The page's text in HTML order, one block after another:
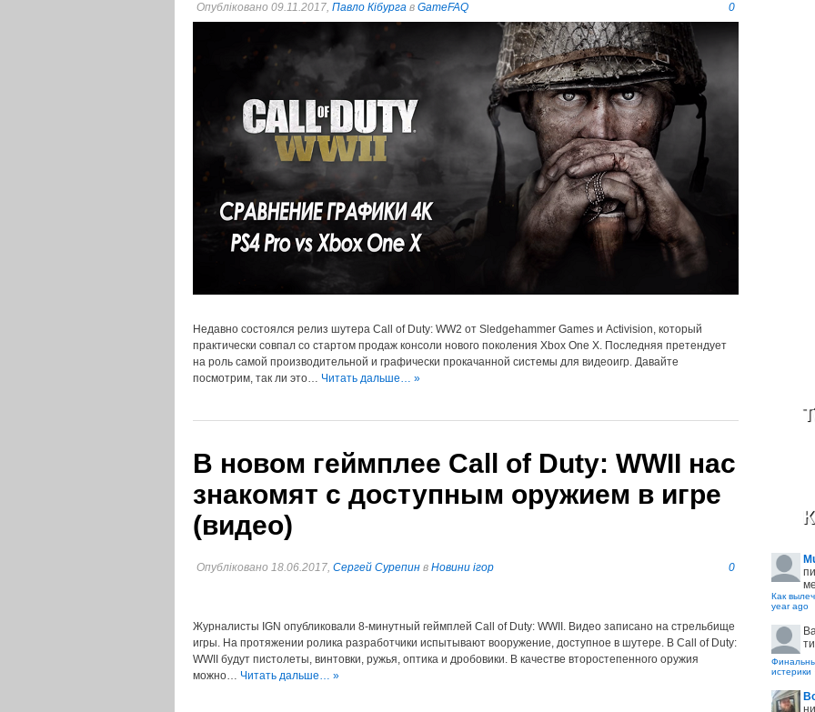
Опубліковано 09.11.2017, Павло Кібурга в GameFAQ 0
Недавно состоялся релиз шутера Call of Duty: WW2 от Sledgehammer Games и Activision, который
практически совпал со стартом продаж консоли нового поколения Xbox One X. Последняя претендует
на роль самой производительной и графически прокачанной системы для видеоигр. Давайте
посмотрим, так ли это… Читать дальше… »
В новом геймплее Call of Duty: WWII нас
знакомят с доступным оружием в игре
(видео)
Опубліковано 18.06.2017, Сергей Сурепин в Новини ігор 0
Журналисты IGN опубликовали 8-минутный геймплей Call of Duty: WWII. Видео записано на стрельбище
игры. На протяжении ролика разработчики испытывают вооружение, доступное в шутере. В Call of Duty:
WWII будут пистолеты, винтовки, ружья, оптика и дробовики. В качестве второстепенного оружия
можно… Читать дальше… »
Как
year ago
истерики